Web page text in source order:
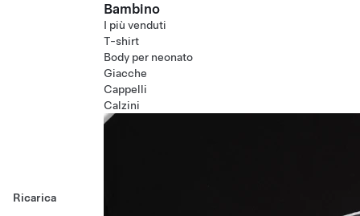
Ricarica
Bambino
I più venduti
T-shirt
Body per neonato
Giacche
Cappelli
Calzini